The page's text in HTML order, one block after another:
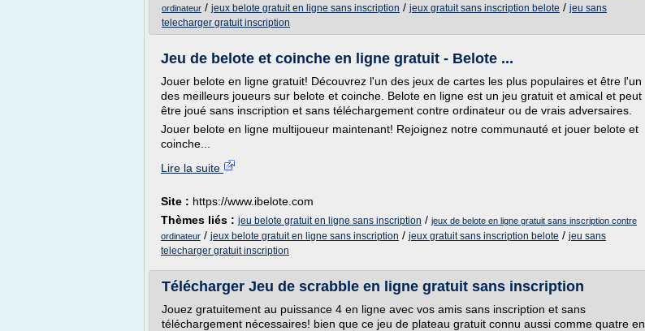
ordinateur / jeux belote gratuit en ligne sans inscription / jeux gratuit sans inscription belote / jeu sans
telecharger gratuit inscription
Jeu de belote et coinche en ligne gratuit - Belote ...
Jouer belote en ligne gratuit! Découvrez l'un des jeux de cartes les plus populaires et être l'un
des meilleurs joueurs sur belote et coinche. Belote en ligne est un jeu gratuit et amical et peut
être joué sans inscription et sans téléchargement contre ordinateur ou de vrais adversaires.
Jouer belote en ligne multijoueur maintenant! Rejoignez notre communauté et jouer belote et
coinche...
Lire la suite
Site : https://www.ibelote.com
Thèmes liés : jeu belote gratuit en ligne sans inscription / jeux de belote en ligne gratuit sans inscription contre
ordinateur / jeux belote gratuit en ligne sans inscription / jeux gratuit sans inscription belote / jeu sans
telecharger gratuit inscription
Télécharger Jeu de scrabble en ligne gratuit sans inscription
Jouez gratuitement au puissance 4 en ligne avec vos amis sans inscription et sans
téléchargement nécessaires! bien que ce jeu de plateau gratuit connu aussi comme quatre en